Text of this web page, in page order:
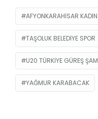
AFYONKARAHISAR
TAŞOLUK BELEDIYE SPOR
U20 TÜRKIYE GÜREŞ
YAĞMUR KARABACAK